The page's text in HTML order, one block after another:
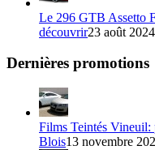
Le 296 GTB Assetto
découvrir23 août
Dernières promotions
Films Teintés Vineuil:
Blois13 novembre